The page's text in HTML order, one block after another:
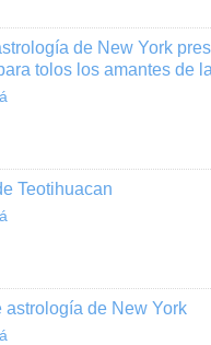
de New York
tolos los amantes de
Teotihuacan
astrología de New York